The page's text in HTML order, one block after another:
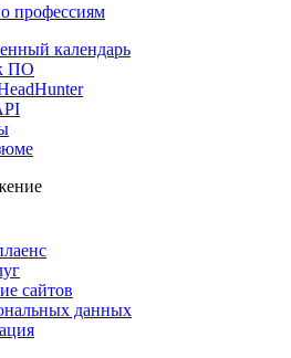
профессиям
календарь
ПО
сайтов
данных